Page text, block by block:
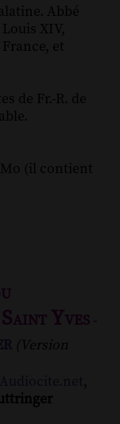
Abbé
XIV,
et
de Fr.-R. de
Mo (il contient
Yves -
(Version
,